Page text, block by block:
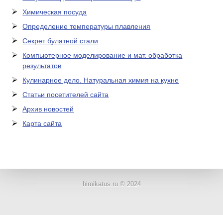
Химическая посуда
Определение температуры плавления
Секрет булатной стали
Компьютерное моделирование и мат. обработка
результатов
Кулинарное дело. Натуральная химия на кухне
Статьи посетителей сайта
Архив новостей
Карта сайта
himikatus.ru © 2024